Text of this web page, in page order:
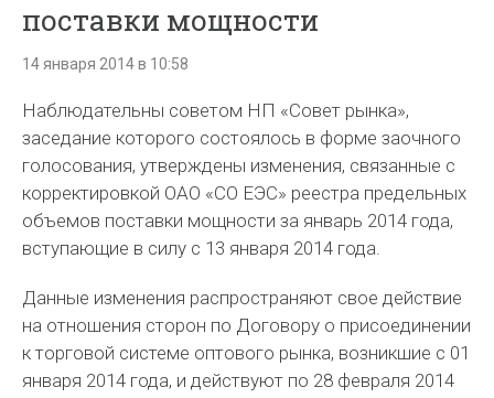
поставки мощности
14 января 2014 в 10:58
Наблюдательны советом НП «Совет рынка»,
заседание которого состоялось в форме заочного
голосования, утверждены изменения, связанные с
корректировкой ОАО «СО ЕЭС» реестра предельных
объемов поставки мощности за январь 2014 года,
вступающие в силу с 13 января 2014 года.
Данные изменения распространяют свое действие
на отношения сторон по Договору о присоединении
к торговой системе оптового рынка, возникшие с 01
января 2014 года, и действуют по 28 февраля 2014